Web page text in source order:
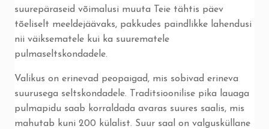
suurepäraseid võimalusi muuta Teie tähtis päev
tõeliselt meeldejäävaks, pakkudes paindlikke lahendusi
nii väiksematele kui ka suurematele
pulmaseltskondadele.
Valikus on erinevad peopaigad, mis sobivad erineva
suurusega seltskondadele. Traditsioonilise pika lauaga
pulmapidu saab korraldada avaras suures saalis, mis
mahutab kuni 200 külalist. Suur saal on valgusküllane